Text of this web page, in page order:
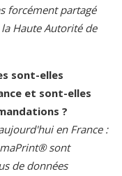
forcément partagé
Haute Autorité de
sont-elles
et sont-elles
?
en France :
sont
de données